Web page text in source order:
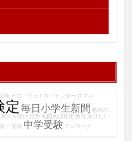
険 ゼロ・ウェイストセンター スマホ
定 毎日小学生新聞 勉強の
青天を衝け 紙幣 地図地理検定 教育 知りたい
一 受験 中学受験 テレワーク